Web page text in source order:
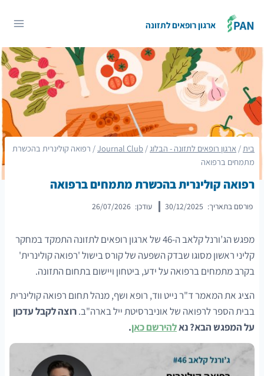
ארגון רופאים לתזונה
בית/ ארגון רופאים לתזונה - הבלוג/
Journal Club
/ רפואה קולינרית בהכשרת
מתמחים ברפואה
רפואה קולינרית בהכשרת מתמחים ברפואה
פורסם בתאריך: 30/12/2025 עודכן: 26/07/2026
מפגש הג’ורנל קלאב ה-46 של ארגון רופאים לתזונה התמקד במחקר
קליני ראשון מסוגו שבדק השפעה של קורס בישול 'רפואה קולינרית'
בקרב מתמחים ברפואה על ידע, ביטחון ויישום בתחום התזונה.
הציג את המאמר ד"ר נייט ווד, רופא ושף, מנהל תחום רפואה קולינרית
בבית הספר לרפואה של אוניברסיטת ייל בארה"ב.רוצה לקבל עדכון
על המפגש הבא? נאלהירשם כאן.